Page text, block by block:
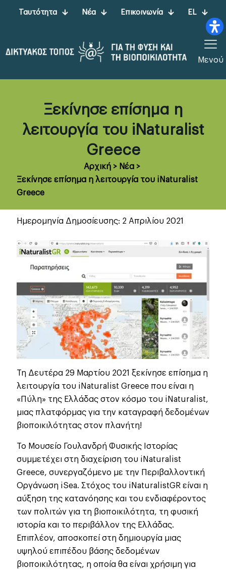
Ταυτότητα Νέα Επικοινωνία EL
Μενού
Ξεκίνησε επίσημα η
λειτουργία του iNaturalist
Greece
Αρχική > Νέα >
Ξεκίνησε επίσημα η λειτουργία του iNaturalist
Greece
Ημερομηνία Δημοσίευσης: 2 Απριλίου 2021
Τη Δευτέρα 29 Μαρτίου 2021 ξεκίνησε επίσημα η
λειτουργία του iNaturalist Greece που είναι η
«Πύλη» της Ελλάδας στον κόσμο του iNaturalist,
μιας πλατφόρμας για την καταγραφή δεδομένων
βιοποικιλότητας στον πλανήτη!
Το Μουσείο Γουλανδρή Φυσικής Ιστορίας
συμμετέχει στη διαχείριση του iNaturalist
Greece, συνεργαζόμενο με την Περιβαλλοντική
Οργάνωση iSea. Στόχος του iNaturalistGR είναι η
αύξηση της κατανόησης και του ενδιαφέροντος
των πολιτών για τη βιοποικιλότητα, τη φυσική
ιστορία και το περιβάλλον της Ελλάδας.
Επιπλέον, αποσκοπεί στη δημιουργία μιας
υψηλού επιπέδου βάσης δεδομένων
βιοποικιλότητας, η οποία θα είναι χρήσιμη για